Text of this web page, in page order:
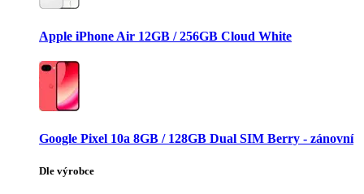
Apple iPhone Air 12GB / 256GB Cloud White
Google Pixel 10a 8GB / 128GB Dual SIM Berry - zánovní
Dle výrobce